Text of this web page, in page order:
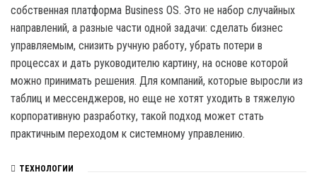
собственная платформа Business OS. Это не набор случайных
направлений, а разные части одной задачи: сделать бизнес
управляемым, снизить ручную работу, убрать потери в
процессах и дать руководителю картину, на основе которой
можно принимать решения. Для компаний, которые выросли из
таблиц и мессенджеров, но еще не хотят уходить в тяжелую
корпоративную разработку, такой подход может стать
практичным переходом к системному управлению.
ТЕХНОЛОГИИ